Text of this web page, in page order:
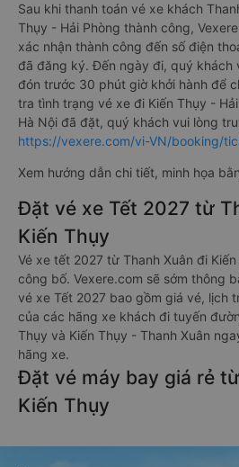
Sau khi thanh toán vé xe khách
Thụy - Hải Phòng thành công,
xác nhận thành công đến số điện
đã đăng ký. Đến ngày đi, quý khách
đón trước 30 phút giờ khởi hành để
tra tình trạng vé xe đi Kiến Thụy -
Hà Nội đã đặt, quý khách vui lòng
https://vexere.com/vi-VN/booking/
Xem hướng dẫn chi tiết, minh họa
Đặt vé xe Tết 2027 từ
Kiến Thụy
Vé xe tết 2027 từ Thanh Xuân đi
công bố. Vexere.com sẽ sớm thông
vé xe Tết 2027 bao gồm giá vé, lịch
của các hãng xe khách đi tuyến
Thụy và Kiến Thụy - Thanh Xuân
hãng xe.
Đặt vé máy bay giá rẻ
Kiến Thụy